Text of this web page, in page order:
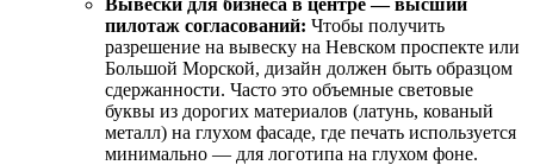
пилотаж согласований: Чтобы получить
разрешение на вывеску на Невском проспекте или
Большой Морской, дизайн должен быть образцом
сдержанности. Часто это объемные световые
буквы из дорогих материалов (латунь, кованый
металл) на глухом фасаде, где печать используется
минимально — для логотипа на глухом фоне.